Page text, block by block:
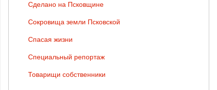
Сделано на Псковщине
Сокровища земли Псковской
Спасая жизни
Специальный репортаж
Товарищи собственники